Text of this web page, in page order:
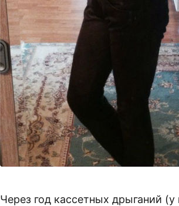
Через год кассетных дрыганий